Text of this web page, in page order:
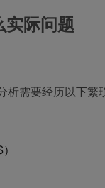
际问题
析需要经历以下繁